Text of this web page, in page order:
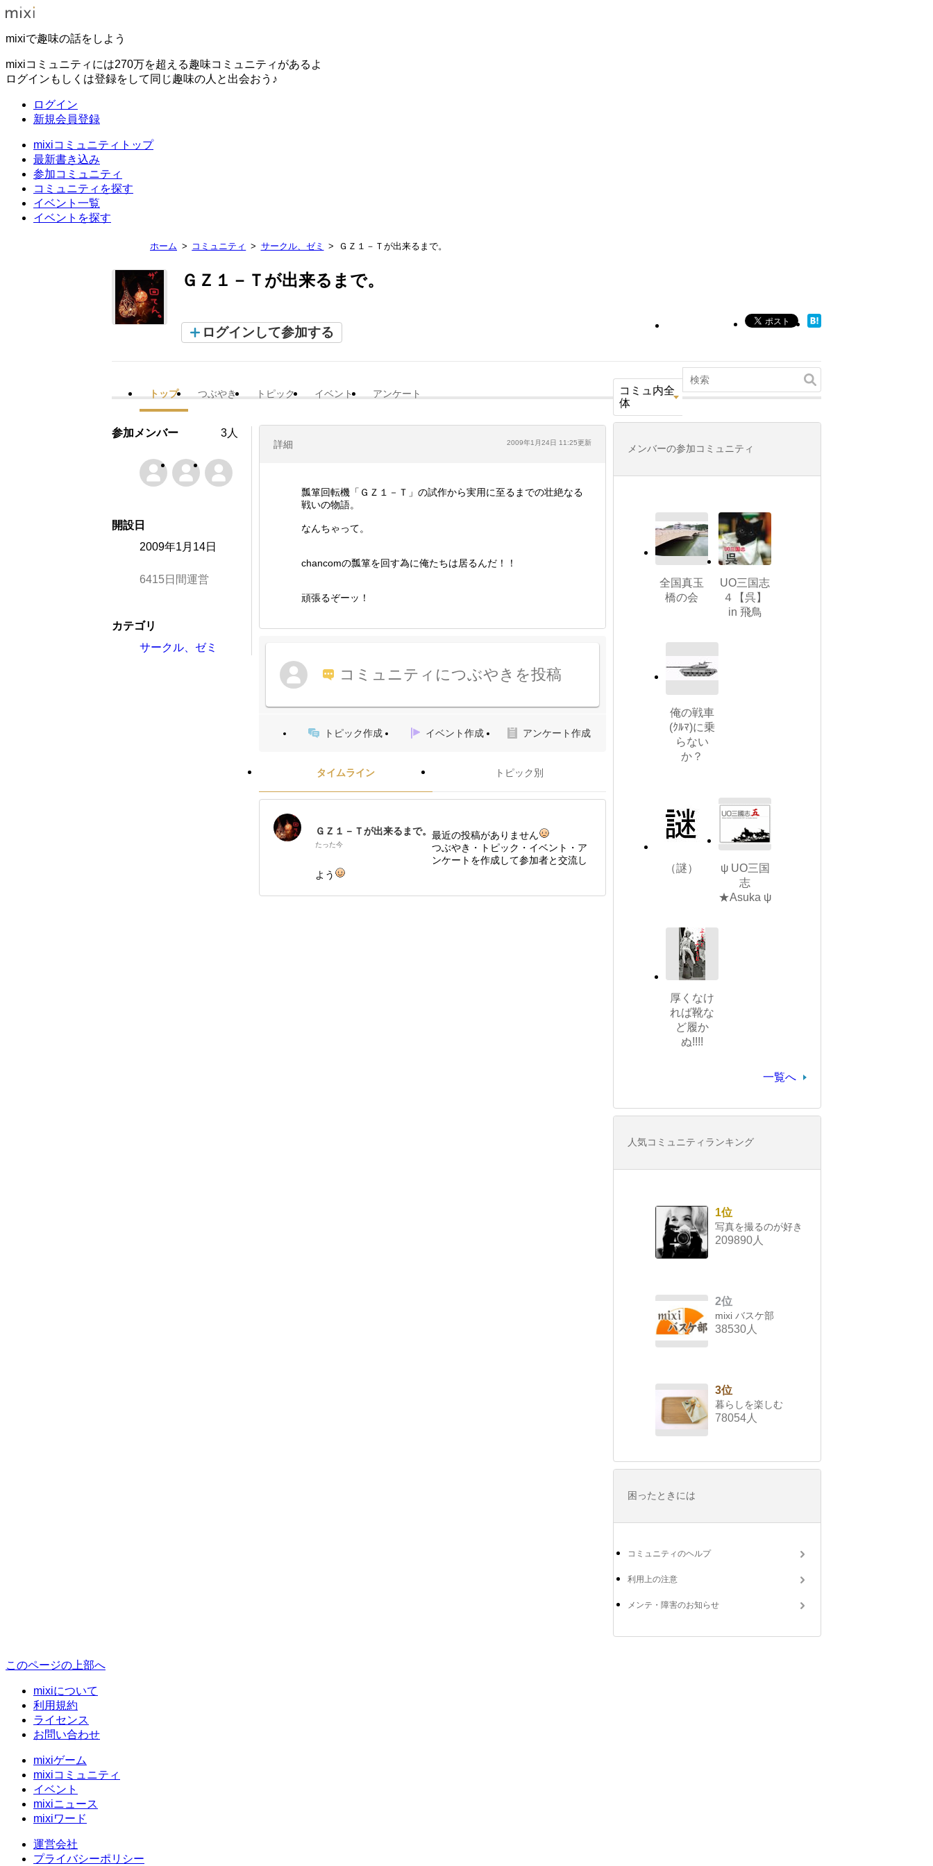
mixiで趣味の話をしよう
mixiコミュニティには270万を超える趣味コミュニティがあるよ
ログインもしくは登録をして同じ趣味の人と出会おう♪
ログイン
新規会員登録
mixiコミュニティトップ
最新書き込み
参加コミュニティ
コミュニティを探す
イベント一覧
イベントを探す
ホーム コミュニティ サークル、ゼミ ＧＺ１－Ｔが出来るまで。
ＧＺ１－Ｔが出来るまで。
ログインして参加する
トップ つぶやき トピック イベント アンケート
コミュ内全
体
詳細 2009年1月24日 11:25更新
瓢箪回転機「ＧＺ１－Ｔ」の試作から実用に至るまでの壮絶なる
戦いの物語。
なんちゃって。
chancomの瓢箪を回す為に俺たちは居るんだ！！
頑張るぞーッ！
コミュニティにつぶやきを投稿
トピック作成 イベント作成 アンケート作成
タイムライン トピック別
ＧＺ１－Ｔが出来るまで。
たった今
最近の投稿がありません
つぶやき・トピック・イベント・ア
ンケートを作成して参加者と交流し
よう
参加メンバー 3人
開設日
2009年1月14日
6415日間運営
カテゴリ
サークル、ゼミ
メンバーの参加コミュニティ
全国真玉
橋の会
UO三国志
４【呉】
in 飛鳥
俺の戦車
(ｸﾙﾏ)に乗
らない
か？
（謎）
ψ UO三国
志
★Asuka ψ
厚くなけ
れば靴な
ど履か
ぬ!!!!
一覧へ
人気コミュニティランキング
1位
写真を撮るのが好き
209890人
2位
mixi バスケ部
38530人
3位
暮らしを楽しむ
78054人
困ったときには
コミュニティのヘルプ
利用上の注意
メンテ・障害のお知らせ
このページの上部へ
mixiについて
利用規約
ライセンス
お問い合わせ
mixiゲーム
mixiコミュニティ
イベント
mixiニュース
mixiワード
運営会社
プライバシーポリシー